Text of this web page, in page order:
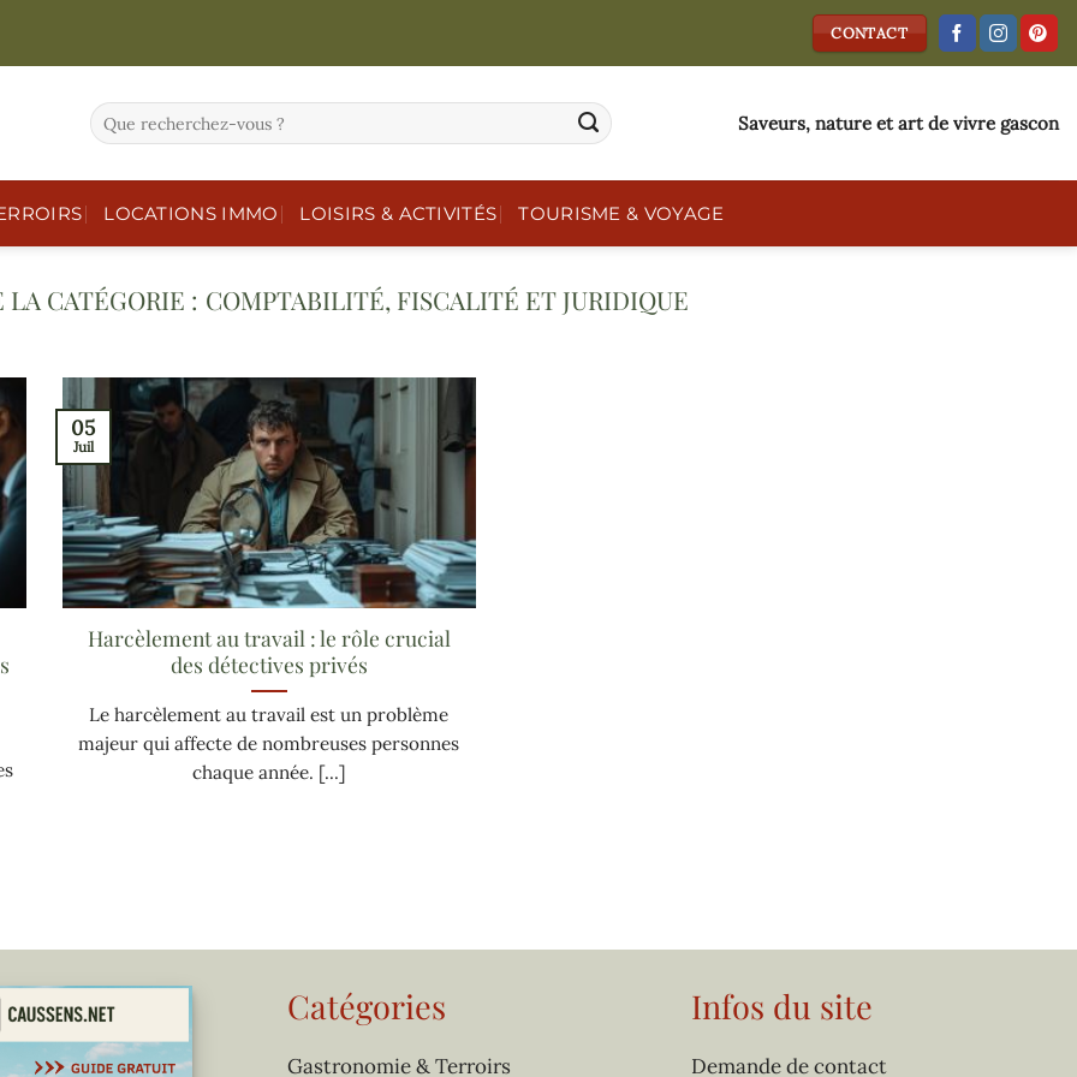
CONTACT
Saveurs, nature et art de vivre gascon
LOCATIONS IMMO LOISIRS & ACTIVITÉS TOURISME & VOYAGE
COMPTABILITÉ, FISCALITÉ ET JURIDIQUE
Harcèlement au travail : le rôle crucial
des détectives privés
Le harcèlement au travail est un problème
majeur qui affecte de nombreuses personnes
chaque année. [...]
05
Juil
Catégories
Gastronomie & Terroirs
Infos du site
Demande de contact